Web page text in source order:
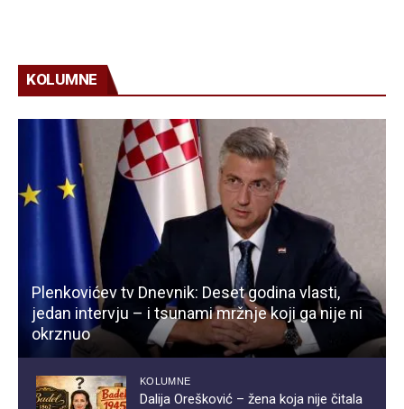
KOLUMNE
Plenkovićev tv Dnevnik: Deset godina vlasti,
jedan intervju – i tsunami mržnje koji ga nije ni
okrznuo
KOLUMNE
Dalija Orešković – žena koja nije čitala